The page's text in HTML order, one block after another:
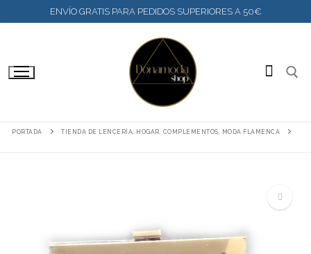
ENVÍO GRATIS PARA PEDIDOS SUPERIORES A 50€
PORTADA TIENDA DE LENCERÍA, HOGAR, COMPLEMENTOS, MODA FLAMENCA